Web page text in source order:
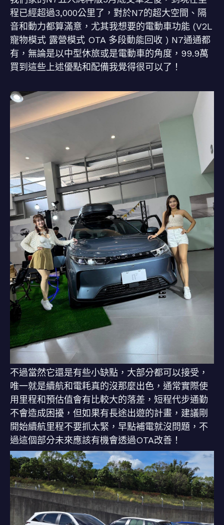
程已經超過3,000公里了，對於N7的超大空間、隔
音和動力都算滿意，尤其我想要的電動車功能 (V2L
寵物模式 露營模式 OTA 多段動能回收 ) N7通通都
有，無論是以中型休旅或是電動車的角度，99.9萬
買到這些上述優點和配備我覺得很可以了！
不過當然它還是有些小缺點，大部分都可以接受，
唯一就是續航和電耗真的沒那麼出色，通常實際使
用里程和預估值會有比較大的落差，短程代步通勤
不會造成困擾，但如果有長途出遊的計畫，建議剛
開始續航里程不要抓太緊，早點補電就沒問題，不
過這個部分未來應該有機會透過OTA改善！